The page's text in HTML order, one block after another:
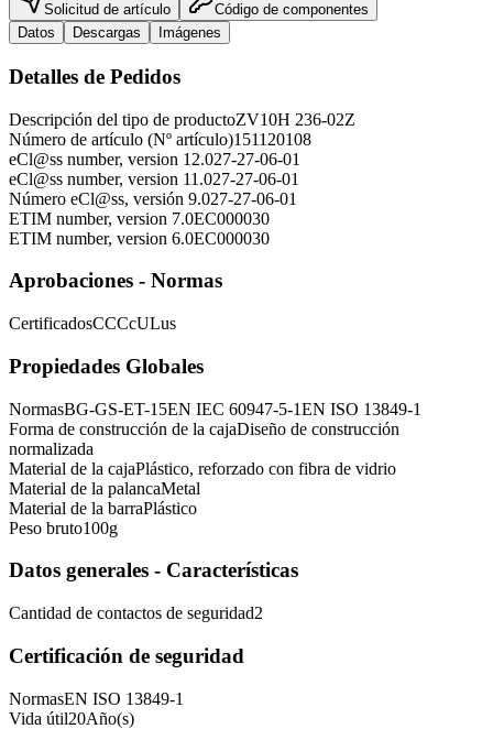
Solicitud de artículo
Código de componentes
Datos
Descargas Imágenes
Detalles de Pedidos
Descripción del tipo de productoZV10H 236-02Z
Número de artículo (Nº artículo)151120108
eCl@ss number, version 12.027-27-06-01
eCl@ss number, version 11.027-27-06-01
Número eCl@ss, versión 9.027-27-06-01
ETIM number, version 7.0EC000030
ETIM number, version 6.0EC000030
Aprobaciones - Normas
CertificadosCCCcULus
Propiedades Globales
NormasBG-GS-ET-15EN IEC 60947-5-1EN ISO 13849-1
Forma de construcción de la cajaDiseño de construcción
normalizada
Material de la cajaPlástico, reforzado con fibra de vidrio
Material de la palancaMetal
Material de la barraPlástico
Peso bruto100g
Datos generales - Características
Cantidad de contactos de seguridad2
Certificación de seguridad
NormasEN ISO 13849-1
Vida útil20Año(s)